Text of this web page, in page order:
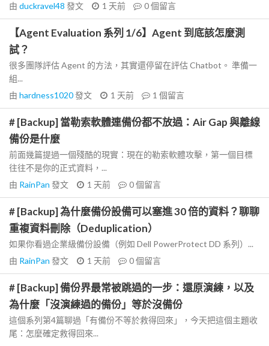
由 duckravel48 發文 1 天前 0個留言
【Agent Evaluation 系列 1/6】Agent 到底該怎麼測
試？
很多團隊評估 Agent 的方法，其實還停留在評估 Chatbot。 準備一
組...
由 hardness1020發文 1 天前 1 個留言
# [Backup] 當勒索軟體連備份都不放過：Air Gap 與離線
備份是什麼
前面幾篇提過一個殘酷的現實：現在的勒索軟體攻擊，第一個目標
往往不是你的正式資料，...
由 RainPan 發文 1 天前 0個留言
# [Backup] 為什麼備份設備可以塞進 30 倍的資料？聊聊
重複資料刪除（Deduplication）
如果你看過企業級備份設備（例如 Dell PowerProtect DD 系列）...
由 RainPan 發文 1 天前 0個留言
# [Backup] 備份界最常被跳過的一步：還原演練，以及
為什麼「沒演練過的備份」等於沒備份
這個系列第4篇聊過「有備份不等於救得回來」，今天把這個主題收
尾：怎麼確定救得回來...